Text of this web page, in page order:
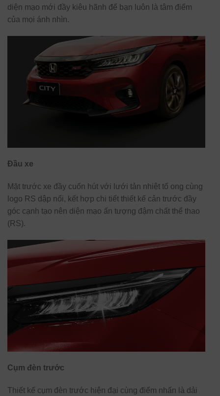
diện mạo mới đầy kiêu hãnh để bạn luôn là tâm điểm
của mọi ánh nhìn.
Đầu xe
Mặt trước xe đầy cuốn hút với lưới tản nhiệt tổ ong cùng
logo RS dập nổi, kết hợp chi tiết thiết kế cản trước đầy
góc cạnh tạo nên diện mạo ấn tượng đậm chất thể thao
(RS).
Cụm đèn trước
Thiết kế cụm đèn trước hiện đại cùng điểm nhấn là dải